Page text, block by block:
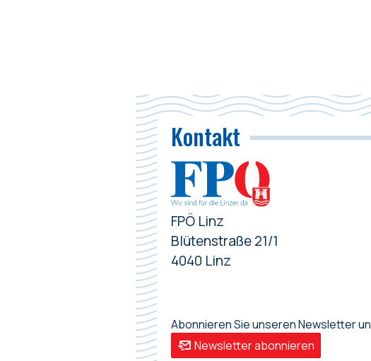
Kontakt
FPÖ Linz
Blütenstraße 21/1
4040 Linz
Abonnieren Sie unseren Newsletter
Newsletter abonnieren